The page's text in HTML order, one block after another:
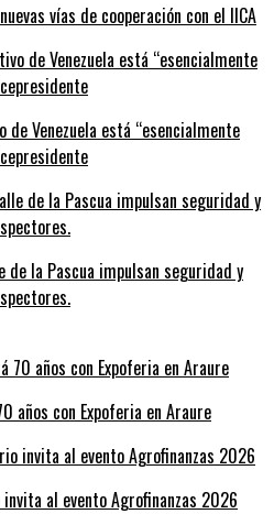
vías de cooperación con el IICA
Venezuela está “esencialmente
de la Pascua impulsan seguridad y
años con Expoferia en Araure
al evento Agrofinanzas 2026